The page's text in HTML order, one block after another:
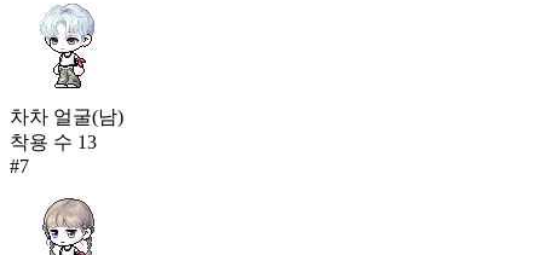
차차 얼굴(남)
착용 수 13
#7